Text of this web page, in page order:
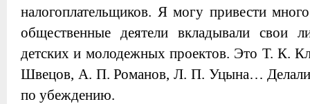
налогоплательщиков. Я могу привести
общественные деятели вкладывали свои
детских и молодежных проектов. Это Т. К.
Швецов, А. П. Романов, Л. П. Уцына…
по убеждению.